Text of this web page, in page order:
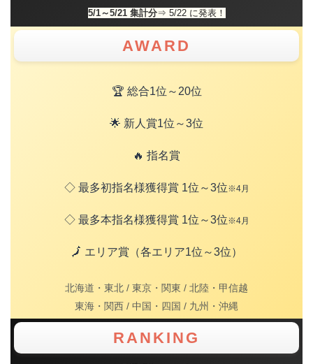
5/1～5/21 集計分⇒ 5/22 に発表！
AWARD
🏆 総合1位～20位
🌟 新人賞1位～3位
🔥 指名賞
◇ 最多初指名様獲得賞 1位～3位※4月
◇ 最多本指名様獲得賞 1位～3位※4月
🗾 エリア賞（各エリア1位～3位）
北海道・東北 / 東京・関東 / 北陸・甲信越
東海・関西 / 中国・四国 / 九州・沖縄
RANKING